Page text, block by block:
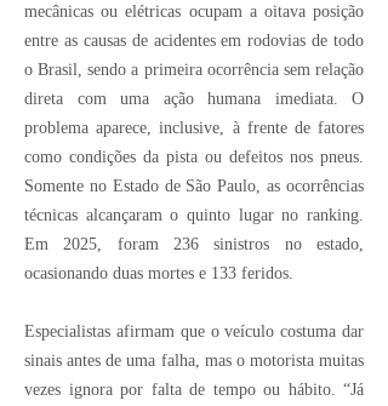
mecânicas ou elétricas ocupam a oitava posição
entre as causas de acidentes em rodovias de todo
o Brasil, sendo a primeira ocorrência sem relação
direta com uma ação humana imediata. O
problema aparece, inclusive, à frente de fatores
como condições da pista ou defeitos nos pneus.
Somente no Estado de São Paulo, as ocorrências
técnicas alcançaram o quinto lugar no ranking.
Em 2025, foram 236 sinistros no estado,
ocasionando duas mortes e 133 feridos.
Especialistas afirmam que o veículo costuma dar
sinais antes de uma falha, mas o motorista muitas
vezes ignora por falta de tempo ou hábito. “Já